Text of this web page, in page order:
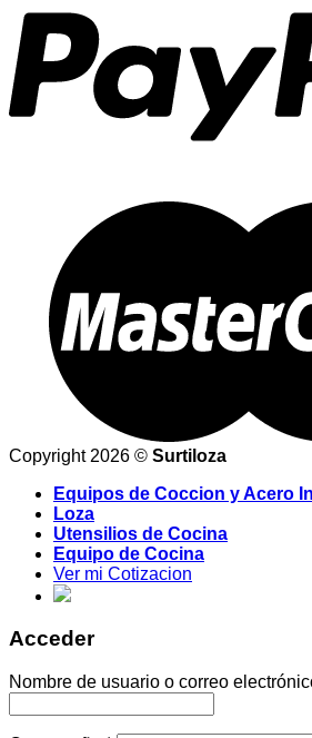
Copyright 2026 © Surtiloza
Equipos de Coccion y Acero
Loza
Utensilios de Cocina
Equipo de Cocina
Ver mi Cotizacion
Acceder
Nombre de usuario o correo